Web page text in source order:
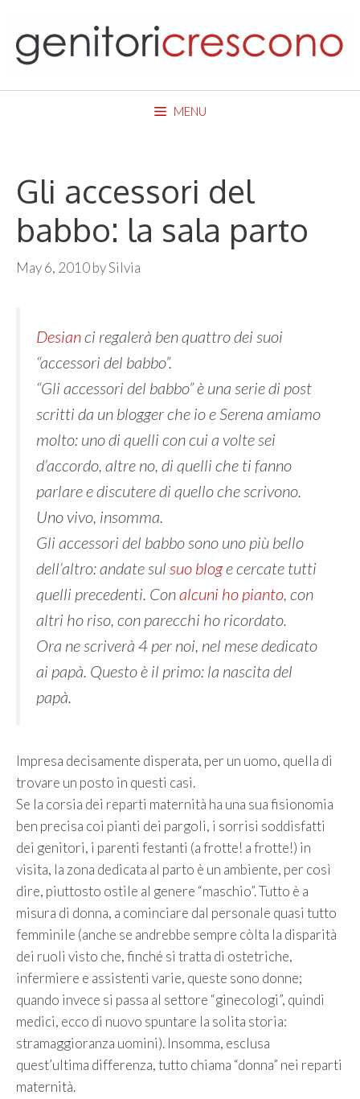
content
MENU
Gli accessori del
babbo: la sala parto
May 6, 2010bySilvia
Desianci regalerà ben quattro dei suoi
“accessori del babbo”.
“Gli accessori del babbo” è una serie di post
scritti da un blogger che io e Serena amiamo
molto: uno di quelli con cui a volte sei
d’accordo, altre no, di quelli che ti fanno
parlare e discutere di quello che scrivono.
Uno vivo, insomma.
Gli accessori del babbo sono uno più bello
dell’altro: andate sul suo bloge cercate tutti
quelli precedenti. Conalcuni ho pianto , con
altri ho riso, con parecchi ho ricordato.
Ora ne scriverà 4 per noi, nel mese dedicato
ai papà. Questo è il primo: la nascita del
papà.
Impresa decisamente disperata, per un uomo, quella di
trovare un posto in questi casi.
Se la corsia dei reparti maternità ha una sua fisionomia
ben precisa coi pianti dei pargoli, i sorrisi soddisfatti
dei genitori, i parenti festanti (a frotte! a frotte!) in
visita, la zona dedicata al parto è un ambiente, per così
dire, piuttosto ostile al genere “maschio”. Tutto è a
misura di donna, a cominciare dal personale quasi tutto
femminile (anche se andrebbe sempre còlta la disparità
dei ruoli visto che, finché si tratta di ostetriche,
infermiere e assistenti varie, queste sono donne;
quando invece si passa al settore “ginecologi”, quindi
medici, ecco di nuovo spuntare la solita storia:
stramaggioranza uomini). Insomma, esclusa
quest’ultima differenza, tutto chiama “donna” nei reparti
maternità.